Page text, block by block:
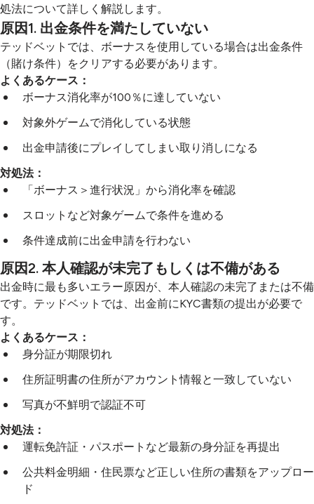
処法について詳しく解説します。
原因1. 出金条件を満たしていない
テッドベットでは、ボーナスを使用している場合は出金条件
（賭け条件）をクリアする必要があります。
よくあるケース：
ボーナス消化率が100％に達していない
対象外ゲームで消化している状態
出金申請後にプレイしてしまい取り消しになる
対処法：
「ボーナス＞進行状況」から消化率を確認
スロットなど対象ゲームで条件を進める
条件達成前に出金申請を行わない
原因2. 本人確認が未完了もしくは不備がある
出金時に最も多いエラー原因が、本人確認の未完了または不備
です。テッドベットでは、出金前にKYC書類の提出が必要で
す。
よくあるケース：
身分証が期限切れ
住所証明書の住所がアカウント情報と一致していない
写真が不鮮明で認証不可
対処法：
運転免許証・パスポートなど最新の身分証を再提出
公共料金明細・住民票など正しい住所の書類をアップロー
ド